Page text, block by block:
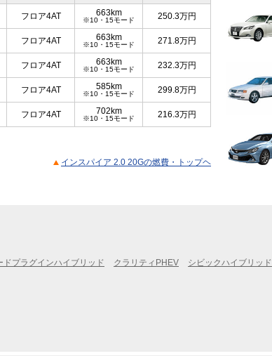
フロア4AT 663km
※10・15モード 250.3万円
フロア4AT 663km
※10・15モード 271.8万円
フロア4AT 663km
※10・15モード 232.3万円
フロア4AT 585km
※10・15モード 299.8万円
フロア4AT 702km
※10・15モード 216.3万円
インスパイア 2.0 20Gの燃費・トップヘ
ドプラグインハイブリッド クラリティPHEV シビックハイブリッド